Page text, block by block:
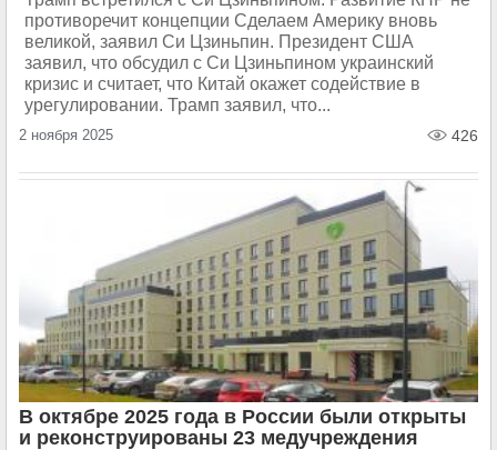
противоречит концепции Сделаем Америку вновь
великой, заявил Си Цзиньпин. Президент США
заявил, что обсудил с Си Цзиньпином украинский
кризис и считает, что Китай окажет содействие в
урегулировании. Трамп заявил, что...
2 ноября 2025 426
В октябре 2025 года в России были открыты
и реконструированы 23 медучреждения